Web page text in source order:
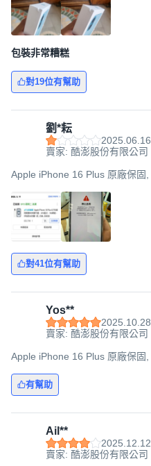
包裝非常糟糕
對19位有幫助
劉*耘
2025.06.16
賣家: 酷澎股份有限公司
Apple iPhone 16 Plus 原廠保固
對41位有幫助
Yos**
2025.10.28
賣家: 酷澎股份有限公司
Apple iPhone 16 Plus 原廠保固
有幫助
Ail**
2025.12.12
賣家: 酷澎股份有限公司